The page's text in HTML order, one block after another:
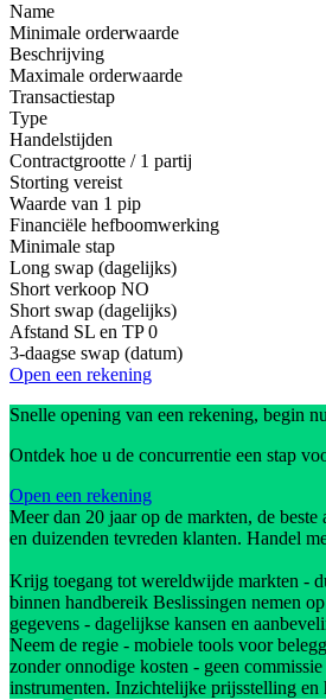
Name
Minimale orderwaarde
Beschrijving
Maximale orderwaarde
Transactiestap
Type
Handelstijden
Contractgrootte / 1 partij
Storting vereist
Waarde van 1 pip
Financiële hefboomwerking
Minimale stap
Long swap (dagelijks)
Short verkoop NO
Short swap (dagelijks)
Afstand SL en TP 0
3-daagse swap (datum)
Open een rekening
Snelle opening van een rekening, begin
Ontdek hoe u de concurrentie een stap
Open een rekening
Meer dan 20 jaar op de markten, de beste
en duizenden tevreden klanten. Handel
Krijg toegang tot wereldwijde markten -
binnen handbereik Beslissingen nemen
gegevens - dagelijkse kansen en
Neem de regie - mobiele tools voor
zonder onnodige kosten - geen
instrumenten. Inzichtelijke prijsstelling en